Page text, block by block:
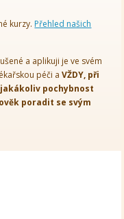
kurzy. Přehled našich
a aplikuji je ve svém
péči aVŽDY, při
pochybnost
poradit se svým